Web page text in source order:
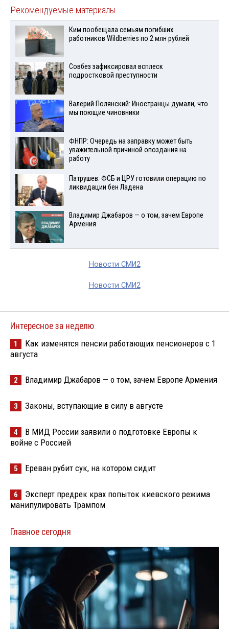
Рекомендуемые материалы
Ким пообещала семьям погибших
работников Wildberries по 2 млн рублей
Совбез зафиксировал всплеск
подростковой преступности
Валерий Полянский: Иностранцы думали, что
мы поющие чиновники
ФНПР: Очередь на заправку может быть
уважительной причиной опоздания на
работу
Патрушев: ФСБ и ЦРУ готовили операцию по
ликвидации бен Ладена
Владимир Джабаров — о том, зачем Европе
Армения
Новости СМИ2
Новости СМИ2
Интересное за неделю
1
Как изменятся пенсии работающих пенсионеров с 1
августа
2 Владимир Джабаров — о том, зачем Европе Армения
3 Законы, вступающие в силу в августе
4
В МИД России заявили о подготовке Европы к
войне с Россией
5 Ереван рубит сук, на котором сидит
6
Эксперт предрек крах попыток киевского режима
манипулировать Трампом
Главное сегодня